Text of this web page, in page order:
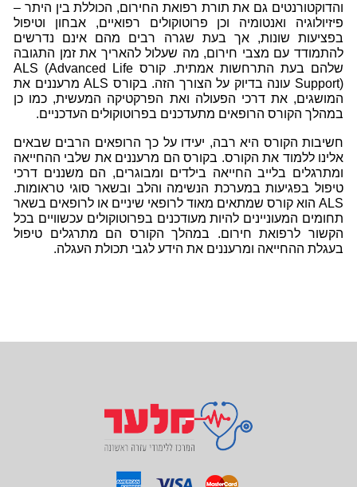
והדוקטורנטים גם את תורת רפואת החירום, הכוללת בין היתר –
פיזיולוגיה ואנטומיה וכן פרוטוקולים רפואיים, אבחון וטיפול
בפציעות שונות, אך בעת שגרה רבים מהם אינם נדרשים
להתמודד עם מצבי חירום, מה שעלול להאריך את זמן התגובה
שלהם בעת התרחשות אמתית. קורס ALS (Advanced Life
Support) עונה בדיוק על הצורך הזה. בקורס ALS מרעננים את
המושגים, את דרכי הפעולה ואת הפרקטיקה המעשית, כמו כן
במהלך הקורס הרופאים מתעדכנים בפרוטוקולים העדכניים.
חשיבות הקורס היא רבה, יעידו על כך הרופאים הרבים שבאים
אלינו ללמוד את הקורס. בקורס הם מרעננים את שלבי ההחייאה
ומתרגלים בלייב החייאה בילדים ומבוגרים, הם משננים דרכי
טיפול בפגיעות במערכת הנשימה והלב ובשאר סוגי טראומות.
ALS הוא קורס שמתאים מאוד לרופאי שיניים או לרופאים בשאר
תחומים המעוניינים להיות מעודכנים בפרוטוקולים עכשוויים בכל
הקשור לרפואת חירום. במהלך הקורס הם מתרגלים טיפול
בעגלת ההחייאה ומרעננים את הידע לגבי תכולת העגלה.